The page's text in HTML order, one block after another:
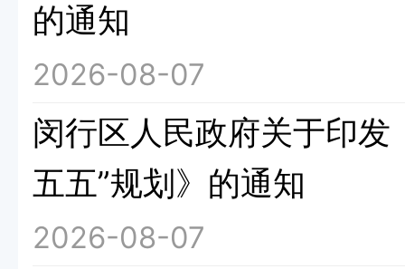
的通知
2026-08-07
闵行区人民政府关于印发
五五”规划》的通知
2026-08-07